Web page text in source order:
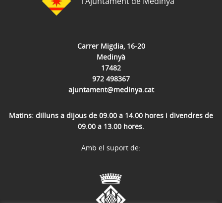
Carrer Migdia, 16-20
Medinyà
17482
972 498367
ajuntament@medinya.cat
Matins: dilluns a dijous de 09.00 a 14.00 hores i divendres de
09.00 a 13.00 hores.
Amb el suport de: